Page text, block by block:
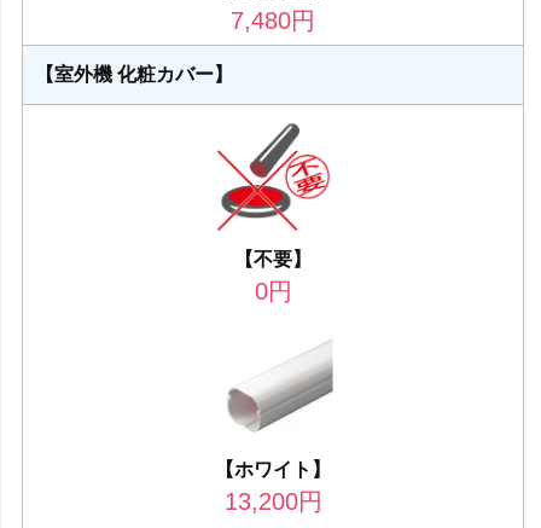
7,480円
【室外機 化粧カバー】
【不要】
0円
【ホワイト】
13,200円